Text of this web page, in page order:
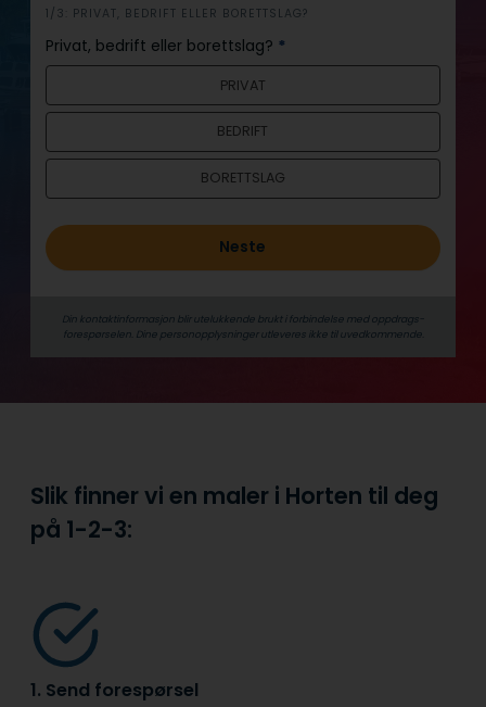
h
e
r
1/3: PRIVAT, BEDRIFT ELLER BORETTSLAG?
Privat, bedrift eller borettslag? *
PRIVAT
BEDRIFT
BORETTSLAG
Neste
Din kontaktinformasjon blir utelukkende brukt i forbindelse med oppdrags­
forespørselen. Dine person­­opplysninger utleveres ikke til uvedkommende.
Slik finner vi en maler i Horten til deg
på 1-2-3:
1. Send forespørsel